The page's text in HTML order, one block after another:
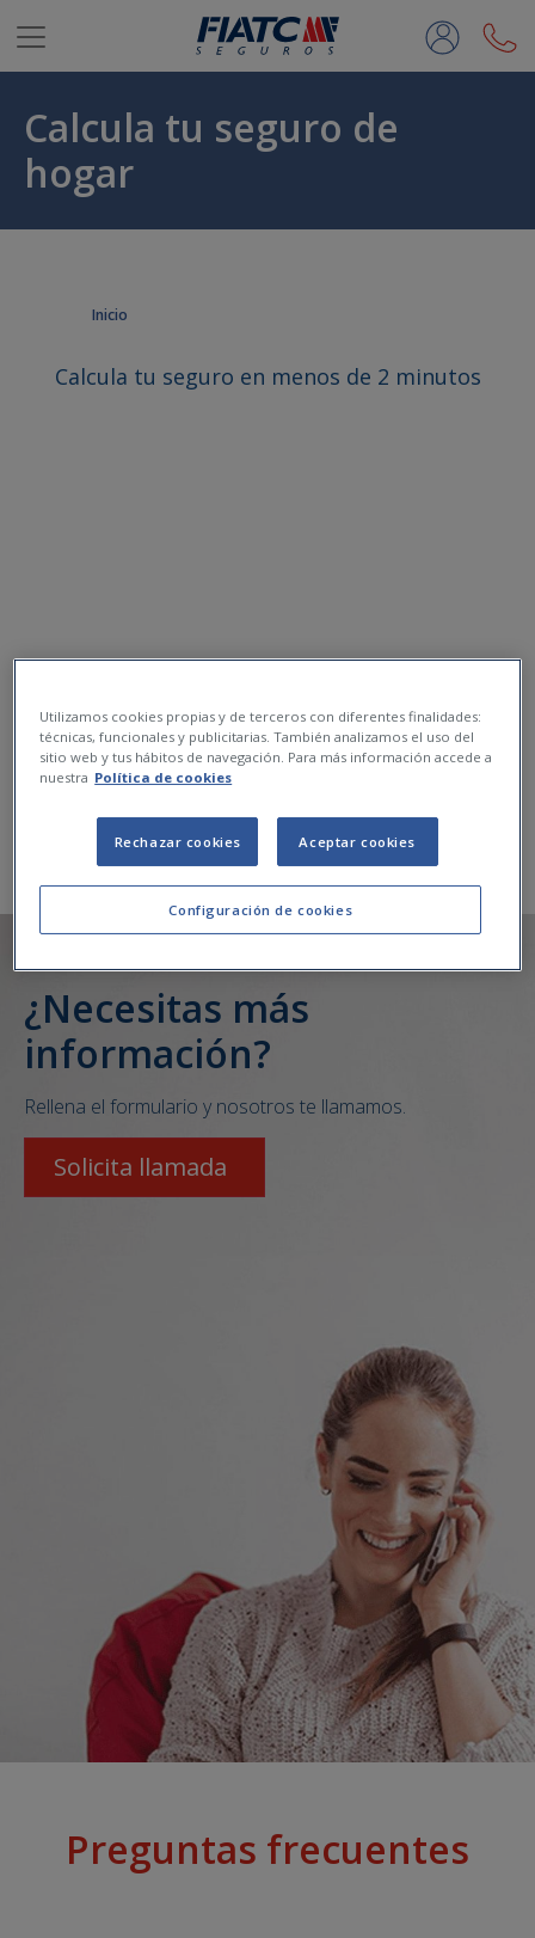
Saltar al contenido principal
Calcula tu seguro de
hogar
Inicio
Calcula tu seguro en menos de 2 minutos
¿Necesitas más
información?
Rellena el formulario y nosotros te llamamos.
Solicita llamada
Preguntas frecuentes
Utilizamos cookies propias y de terceros con diferentes finalidades:
técnicas, funcionales y publicitarias. También analizamos el uso del
sitio web y tus hábitos de navegación. Para más información accede a
nuestra Política de cookies
Configuración de cookies
Rechazar cookies Aceptar cookies